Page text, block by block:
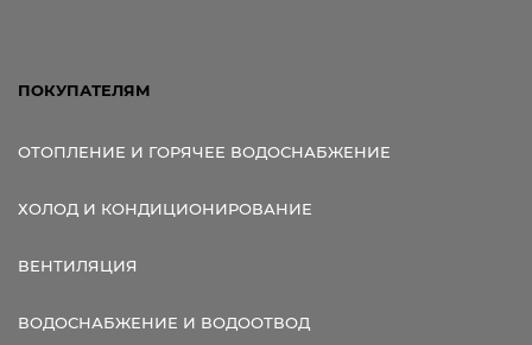
ПОКУПАТЕЛЯМ
ОТОПЛЕНИЕ И ГОРЯЧЕЕ ВОДОСНАБЖЕНИЕ
ХОЛОД И КОНДИЦИОНИРОВАНИЕ
ВЕНТИЛЯЦИЯ
ВОДОСНАБЖЕНИЕ И ВОДООТВОД